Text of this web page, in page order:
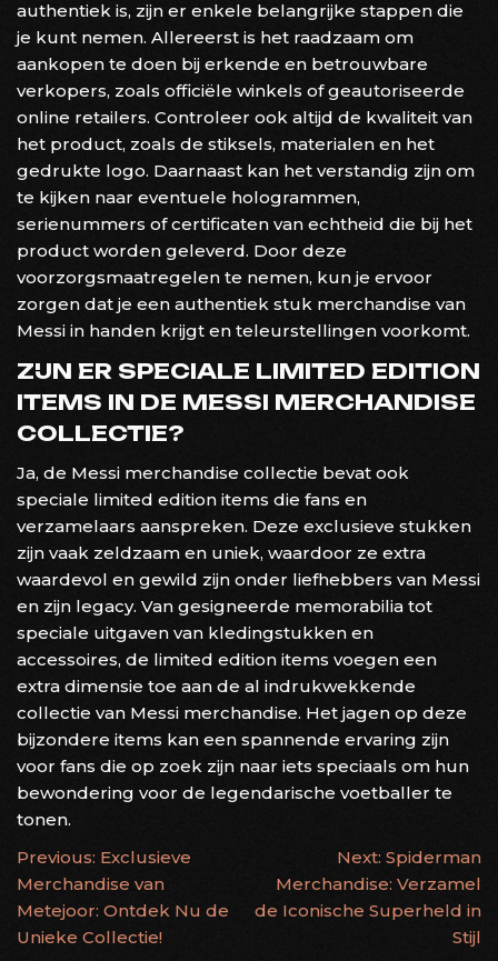
authentiek is, zijn er enkele belangrijke stappen die
je kunt nemen. Allereerst is het raadzaam om
aankopen te doen bij erkende en betrouwbare
verkopers, zoals officiële winkels of geautoriseerde
online retailers. Controleer ook altijd de kwaliteit van
het product, zoals de stiksels, materialen en het
gedrukte logo. Daarnaast kan het verstandig zijn om
te kijken naar eventuele hologrammen,
serienummers of certificaten van echtheid die bij het
product worden geleverd. Door deze
voorzorgsmaatregelen te nemen, kun je ervoor
zorgen dat je een authentiek stuk merchandise van
Messi in handen krijgt en teleurstellingen voorkomt.
ZIJN ER SPECIALE LIMITED EDITION
ITEMS IN DE MESSI MERCHANDISE
COLLECTIE?
Ja, de Messi merchandise collectie bevat ook
speciale limited edition items die fans en
verzamelaars aanspreken. Deze exclusieve stukken
zijn vaak zeldzaam en uniek, waardoor ze extra
waardevol en gewild zijn onder liefhebbers van Messi
en zijn legacy. Van gesigneerde memorabilia tot
speciale uitgaven van kledingstukken en
accessoires, de limited edition items voegen een
extra dimensie toe aan de al indrukwekkende
collectie van Messi merchandise. Het jagen op deze
bijzondere items kan een spannende ervaring zijn
voor fans die op zoek zijn naar iets speciaals om hun
bewondering voor de legendarische voetballer te
tonen.
BERICHTNAVIGATIE
Previous: Exclusieve
Merchandise van
Metejoor: Ontdek Nu de
Unieke Collectie!
Next: Spiderman
Merchandise: Verzamel
de Iconische Superheld in
Stijl